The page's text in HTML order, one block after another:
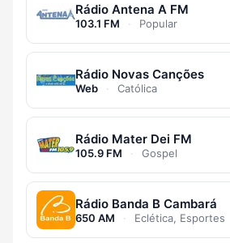
Rádio Antena A FM
103.1 FM · Popular
Rádio Novas Canções
Web · Católica
Rádio Mater Dei FM
105.9 FM · Gospel
Rádio Banda B Cambará
650 AM · Eclética, Esportes